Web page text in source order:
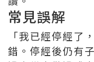
常見誤解
「我已經停經
錯。停經後仍有